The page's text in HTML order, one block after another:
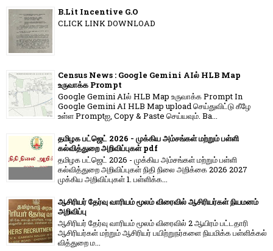
B.Lit Incentive G.O
CLICK LINK DOWNLOAD
Census News : Google Gemini AIல் HLB Map
உருவாக்க Prompt
Google Gemini AIல் HLB Map உருவாக்க Prompt In
Google Gemini AI HLB Map upload செய்துவிட்டு கீழே
உள்ள Promptஐ, Copy & Paste செய்யவும். Ba...
தமிழக பட்ஜெட் 2026 - முக்கிய அம்சங்கள் மற்றும் பள்ளி
கல்வித்துறை அறிவிப்புகள் pdf
தமிழக பட்ஜெட் 2026 - முக்கிய அம்சங்கள் மற்றும் பள்ளி
கல்வித்துறை அறிவிப்புகள் நிதி நிலை அறிக்கை 2026 2027
முக்கிய அறிவிப்புகள் 1. பள்ளிக்க...
ஆசிரியர் தேர்வு வாரியம் மூலம் விரைவில் ஆசிரியர்கள் நியமனம்
அறிவிப்பு
ஆசிரியர் தேர்வு வாரி​யம் மூலம் விரை​வில் 2 ஆயிரம் பட்​ட​தாரி
ஆசிரியர்​கள் மற்​றும் ஆசிரியர் பயிற்றுநர்​களை நியமிக்க பள்​ளிக்​கல்​
வித்​துறை ம...